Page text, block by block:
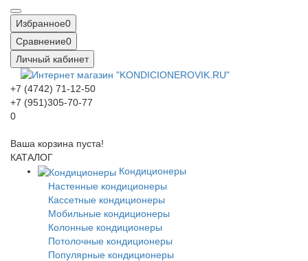
Избранное0
Сравнение0
Личный кабинет
+7 (4742) 71-12-50
+7 (951)305-70-77
0
Ваша корзина пуста!
КАТАЛОГ
Кондиционеры
Настенные кондиционеры
Кассетные кондиционеры
Мобильные кондиционеры
Колонные кондиционеры
Потолочные кондиционеры
Популярные кондиционеры